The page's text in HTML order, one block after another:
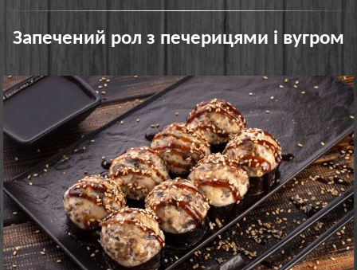
Запечений рол з печерицями і вугром